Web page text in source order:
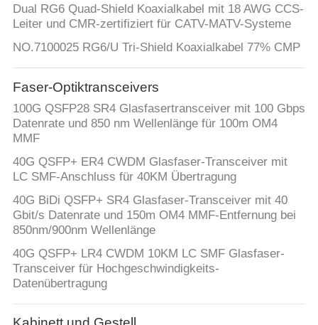
Dual RG6 Quad-Shield Koaxialkabel mit 18 AWG CCS-
Leiter und CMR-zertifiziert für CATV-MATV-Systeme
NO.7100025 RG6/U Tri-Shield Koaxialkabel 77% CMP
Faser-Optiktransceivers
100G QSFP28 SR4 Glasfasertransceiver mit 100 Gbps
Datenrate und 850 nm Wellenlänge für 100m OM4
MMF
40G QSFP+ ER4 CWDM Glasfaser-Transceiver mit
LC SMF-Anschluss für 40KM Übertragung
40G BiDi QSFP+ SR4 Glasfaser-Transceiver mit 40
Gbit/s Datenrate und 150m OM4 MMF-Entfernung bei
850nm/900nm Wellenlänge
40G QSFP+ LR4 CWDM 10KM LC SMF Glasfaser-
Transceiver für Hochgeschwindigkeits-
Datenübertragung